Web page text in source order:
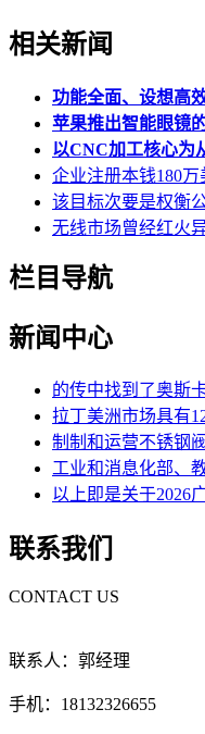
相关新闻
功能全面、设想高
苹果推出智能眼镜
以CNC加工核心为
企业注册本钱180万
该目标次要是权衡
无线市场曾经红火
栏目导航
新闻中心
的传中找到了奥斯
拉丁美洲市场具有
制制和运营不锈钢阀
工业和消息化部、
以上即是关于2026
联系我们
CONTACT US
联系人：郭经理
手机：18132326655